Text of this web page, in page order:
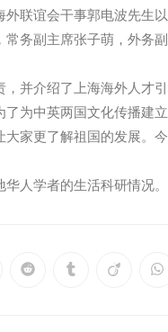
联谊会干事郭电波先生以
务副主席张子萌，外务副
并介绍了上海海外人才引
为中英两国文化传播建立
家更了解祖国的发展。今
人学者的生活科研情况。